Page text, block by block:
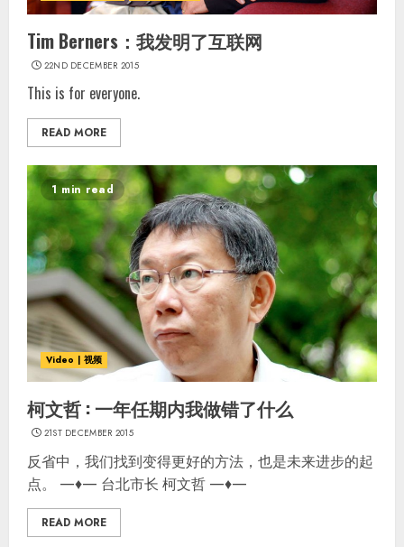
Tim Berners：我发明了互联网
22ND DECEMBER 2015
This is for everyone.
READ MORE
1 min read
Video | 视频
柯文哲 : 一年任期内我做错了什么
21ST DECEMBER 2015
反省中，我们找到变得更好的方法，也是未来进步的起
点。 —♦— 台北市长 柯文哲 —♦—
READ MORE